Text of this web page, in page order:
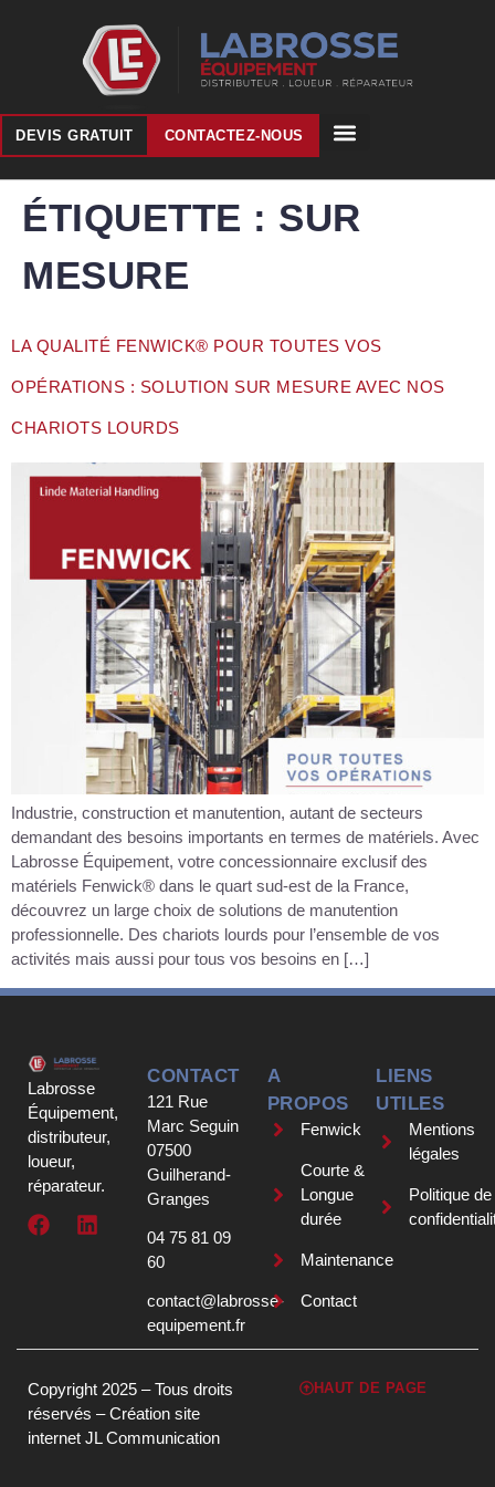
DEVIS GRATUIT CONTACTEZ-NOUS
ÉTIQUETTE : SUR
MESURE
LA QUALITÉ FENWICK® POUR TOUTES VOS
OPÉRATIONS : SOLUTION SUR MESURE AVEC NOS
CHARIOTS LOURDS
Industrie, construction et manutention, autant de secteurs
demandant des besoins importants en termes de matériels. Avec
Labrosse Équipement, votre concessionnaire exclusif des
matériels Fenwick® dans le quart sud-est de la France,
découvrez un large choix de solutions de manutention
professionnelle. Des chariots lourds pour l’ensemble de vos
activités mais aussi pour tous vos besoins en […]
Labrosse
Équipement,
distributeur,
loueur,
réparateur.
CONTACT
121 Rue
Marc Seguin
07500
Guilherand-
Granges
04 75 81 09
60
contact@labrosse-
equipement.fr
A
PROPOS
Fenwick
Courte &
Longue
durée
Maintenance
Contact
LIENS
UTILES
Mentions
légales
Politique de
Copyright 2025 – Tous droits
réservés –Création site
internet JL Communication
HAUT DE PAGE